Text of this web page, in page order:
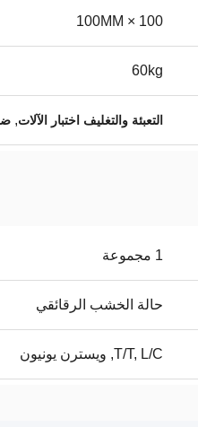
100 × 100MM
60kg
التعبئة والتغليف اختبار الآلات,
1 مجموعة
حالة الخشب الرقائقي
T/T, L/C, ويسترن يونيون